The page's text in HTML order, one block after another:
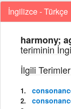
İngilizce - Türkçe
harmony;
teriminin
İlgili Terimler